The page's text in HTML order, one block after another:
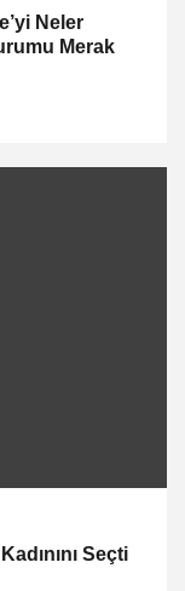
Neler
Merak
Seçti